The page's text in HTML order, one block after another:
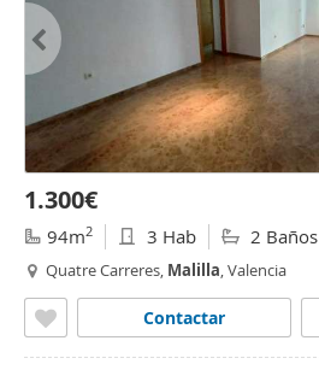
1.300€
94m2 3 Hab 2 Baños
Quatre Carreres, Malilla, Valencia
Contactar